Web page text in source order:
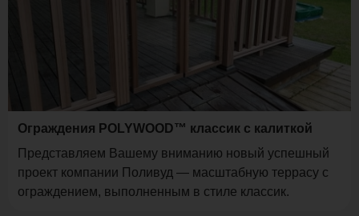
Ограждения POLYWOOD™ классик с калиткой
Представляем Вашему вниманию новый успешный
проект компании Поливуд — масштабную террасу с
ограждением, выполненным в стиле классик.